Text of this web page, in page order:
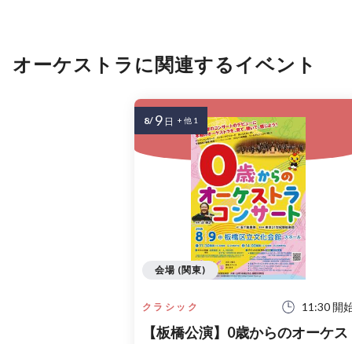
オーケストラに関連するイベント
クラシック 11:30 開
【板橋公演】0歳からのオーケス
会場 (関東)
8/ 9 日 + 他 1